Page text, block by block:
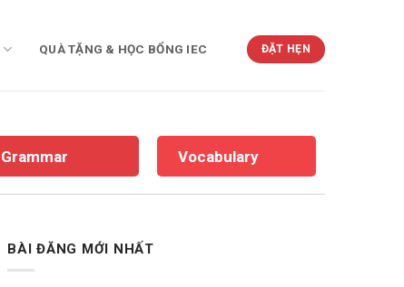
QUÀ TẶNG & HỌC BỔNG IEC ĐẶT HẸN
Grammar Vocabulary
BÀI ĐĂNG MỚI NHẤT